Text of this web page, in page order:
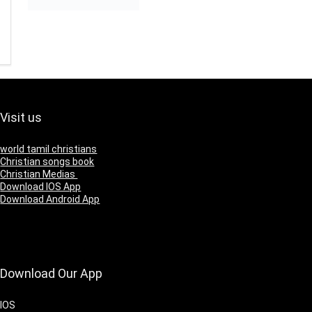
Visit us
world tamil christians
Christian songs book
Christian Medias
Download IOS App
Download Android App
Download Our App
IOS